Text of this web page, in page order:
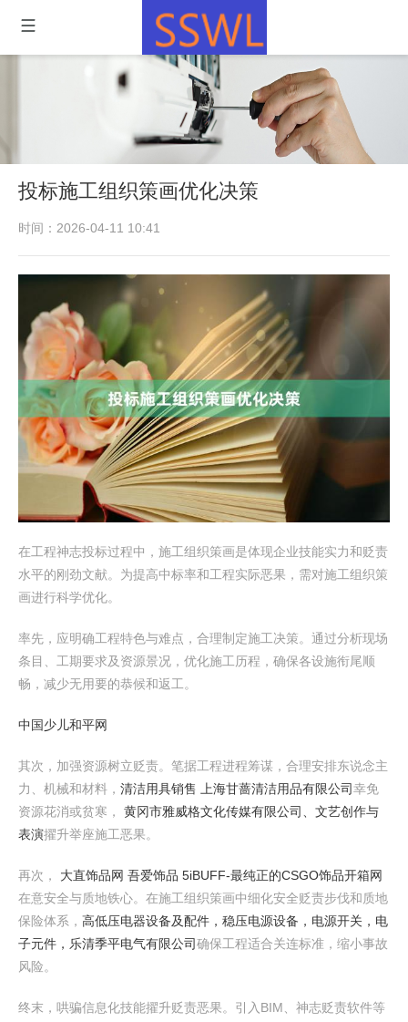
投标施工组织策画优化决策
时间：2026-04-11 10:41
在工程神志投标过程中，施工组织策画是体现企业技能实力和贬责
水平的刚劲文献。为提高中标率和工程实际恶果，需对施工组织策
画进行科学优化。
率先，应明确工程特色与难点，合理制定施工决策。通过分析现场
条目、工期要求及资源景况，优化施工历程，确保各设施衔尾顺
畅，减少无用要的恭候和返工。
中国少儿和平网
其次，加强资源树立贬责。笔据工程进程筹谋，合理安排东说念主
力、机械和材料， 清洁用具销售 上海甘蔷清洁用品有限公司幸免
资源花消或贫寒， 黄冈市雅威格文化传媒有限公司、文艺创作与
表演擢升举座施工恶果。
再次， 大直饰品网 吾爱饰品 5iBUFF-最纯正的CSGO饰品开箱网
在意安全与质地铁心。在施工组织策画中细化安全贬责步伐和质地
保险体系， 高低压电器设备及配件，稳压电源设备，电源开关，电
子元件，乐清季平电气有限公司确保工程适合关连标准，缩小事故
风险。
终末，哄骗信息化技能擢升贬责恶果。引入BIM、神志贬责软件等